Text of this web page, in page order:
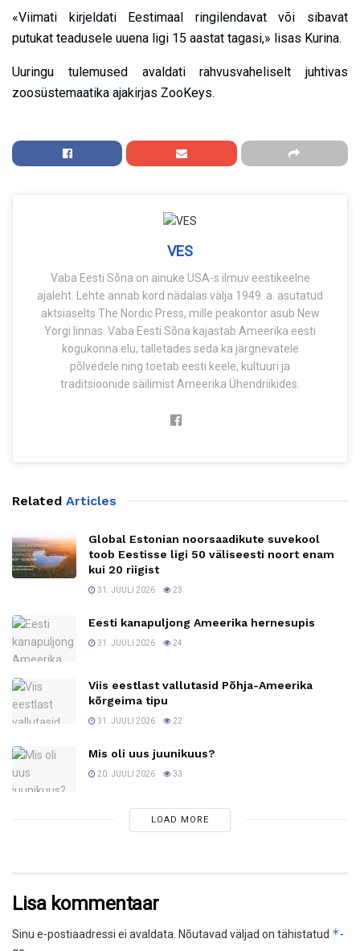
«Viimati kirjeldati Eestimaal ringilendavat või sibavat
putukat teadusele uuena ligi 15 aastat tagasi,» lisas Kurina.
Uuringu tulemused avaldati rahvusvaheliselt juhtivas
zoosüstemaatika ajakirjas ZooKeys.
VES
Vaba Eesti Sõna on ainuke USA-s ilmuv eestikeelne
ajaleht. Lehte annab kord nädalas välja 1949. a. asutatud
aktsiaselts The Nordic Press, mille peakontor asub New
Yorgi linnas. Vaba Eesti Sõna kajastab Ameerika eesti
kogukonna elu, talletades seda ka järgnevatele
põlvedele ning toetab eesti keele, kultuuri ja
traditsioonide säilimist Ameerika Ühendriikides.
Related Articles
Global Estonian noorsaadikute suvekool
toob Eestisse ligi 50 väliseesti noort enam
kui 20 riigist
31. JUULI 2026 23
Eesti kanapuljong Ameerika hernesupis
31. JUULI 2026 24
Viis eestlast vallutasid Põhja-Ameerika
kõrgeima tipu
31. JUULI 2026 22
Mis oli uus juunikuus?
20. JUULI 2026 33
LOAD MORE
Lisa kommentaar
Sinu e-postiaadressi ei avaldata. Nõutavad väljad on tähistatud *-